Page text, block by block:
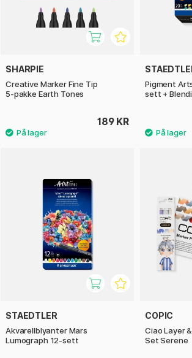
SHARPIE
Creative Marker Fine Tip
5‑pakke Earth Tones
189 KR
Pigment
sett +
STAEDTLER
Akvarellblyanter Mars
Lumograph 12-sett
COPIC
Ciao Layer
Set Serene